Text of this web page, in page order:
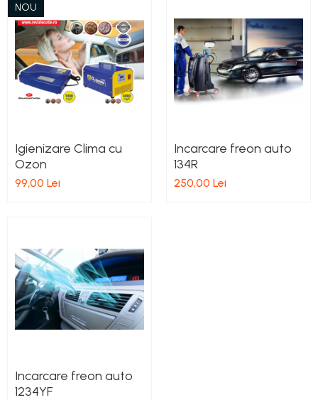
NOU
Igienizare Clima cu
Ozon
99,00 Lei
Incarcare freon auto
134R
250,00 Lei
Incarcare freon auto
1234YF